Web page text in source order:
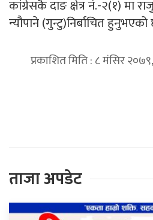
कांग्रेसकै दाङ क्षेत्र नं.-२(१) मा
न्यौपाने (गुन्टु)निर्बाचित हुनुभएको
प्रकाशित मिति : ८ मंसिर
ताजा अपडेट